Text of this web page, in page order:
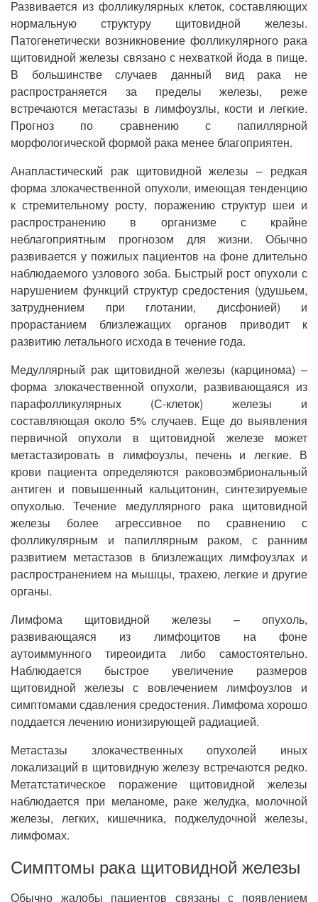
Развивается из фолликулярных клеток, составляющих
нормальную структуру щитовидной железы.
Патогенетически возникновение фолликулярного рака
щитовидной железы связано с нехваткой йода в пище.
В большинстве случаев данный вид рака не
распространяется за пределы железы, реже
встречаются метастазы в лимфоузлы, кости и легкие.
Прогноз по сравнению с папиллярной
морфологической формой рака менее благоприятен.
Анапластический рак щитовидной железы – редкая
форма злокачественной опухоли, имеющая тенденцию
к стремительному росту, поражению структур шеи и
распространению в организме с крайне
неблагоприятным прогнозом для жизни. Обычно
развивается у пожилых пациентов на фоне длительно
наблюдаемого узлового зоба. Быстрый рост опухоли с
нарушением функций структур средостения (удушьем,
затруднением при глотании, дисфонией) и
прорастанием близлежащих органов приводит к
развитию летального исхода в течение года.
Медуллярный рак щитовидной железы (карцинома) –
форма злокачественной опухоли, развивающаяся из
парафолликулярных (С-клеток) железы и
составляющая около 5% случаев. Еще до выявления
первичной опухоли в щитовидной железе может
метастазировать в лимфоузлы, печень и легкие. В
крови пациента определяются раковоэмбриональный
антиген и повышенный кальцитонин, синтезируемые
опухолью. Течение медуллярного рака щитовидной
железы более агрессивное по сравнению с
фолликулярным и папиллярным раком, с ранним
развитием метастазов в близлежащих лимфоузлах и
распространением на мышцы, трахею, легкие и другие
органы.
Лимфома щитовидной железы – опухоль,
развивающаяся из лимфоцитов на фоне
аутоиммунного тиреоидита либо самостоятельно.
Наблюдается быстрое увеличение размеров
щитовидной железы с вовлечением лимфоузлов и
симптомами сдавления средостения. Лимфома хорошо
поддается лечению ионизирующей радиацией.
Метастазы злокачественных опухолей иных
локализаций в щитовидную железу встречаются редко.
Метатстатическое поражение щитовидной железы
наблюдается при меланоме, раке желудка, молочной
железы, легких, кишечника, поджелудочной железы,
лимфомах.
Симптомы рака щитовидной железы
Обычно жалобы пациентов связаны с появлением